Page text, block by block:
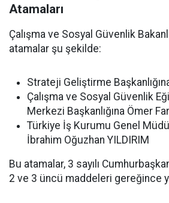
Atamaları
Çalışma ve Sosyal Güvenlik
atamalar şu şekilde:
Strateji Geliştirme
Çalışma ve Sosyal Güvenlik
Merkezi Başkanlığına Ömer
Türkiye İş Kurumu Genel Müdür
İbrahim Oğuzhan YILDIRIM
Bu atamalar, 3 sayılı
2 ve 3 üncü maddeleri gereğince